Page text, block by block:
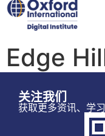
Edge
关注我们
获取更多资讯、学